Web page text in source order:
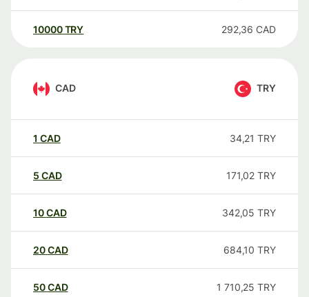
10000 TRY 292,36 CAD
CAD TRY
1 CAD 34,21 TRY
5 CAD 171,02 TRY
10CAD 342,05 TRY
20CAD 684,10 TRY
50CAD 1 710,25 TRY